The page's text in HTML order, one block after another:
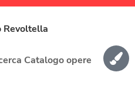
Revoltella
Catalogo opere